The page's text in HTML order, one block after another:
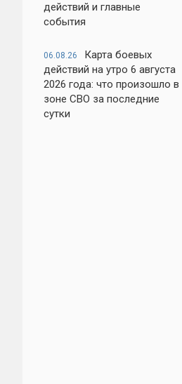
действий и главные
события
06.08.26
Карта боевых
действий на утро 6 августа
2026 года: что произошло в
зоне СВО за последние
сутки